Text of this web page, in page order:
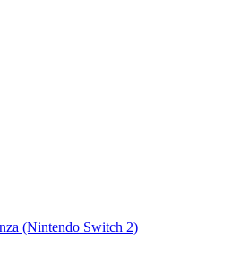
(Nintendo Switch 2)